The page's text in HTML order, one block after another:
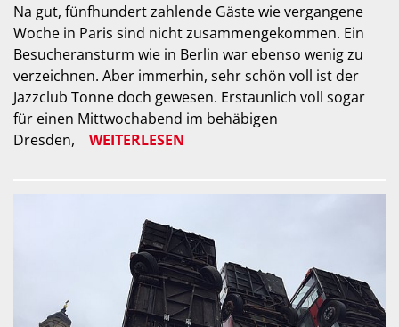
Na gut, fünfhundert zahlende Gäste wie vergangene
Woche in Paris sind nicht zusammengekommen. Ein
Besucheransturm wie in Berlin war ebenso wenig zu
verzeichnen. Aber immerhin, sehr schön voll ist der
Jazzclub Tonne doch gewesen. Erstaunlich voll sogar
für einen Mittwochabend im behäbigen
Dresden,
WEITERLESEN